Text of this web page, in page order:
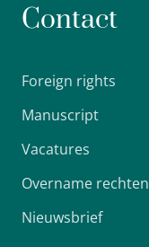
Contact
Foreign rights
Manuscript
Vacatures
Overname rechten
Nieuwsbrief